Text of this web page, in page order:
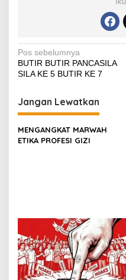
o
o
s
A
p
Navigasi
pos
Pos sebelumnya
BUTIR BUTIR PANCASILA
SILA KE 5 BUTIR KE 7
Jangan Lewatkan
MENGANGKAT MARWAH
ETIKA PROFESI GIZI